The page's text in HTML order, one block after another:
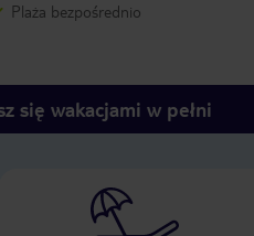
Plaża bezpośrednio
się wakacjami w pełni